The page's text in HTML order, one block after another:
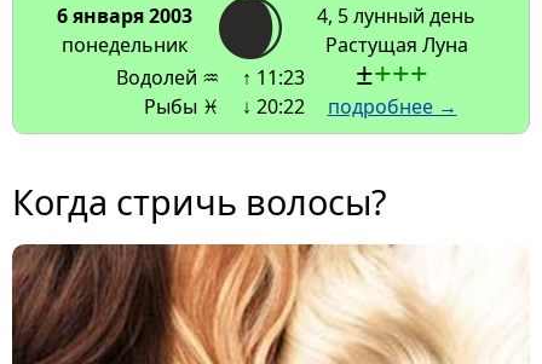
6 января 2003
понедельник
4, 5 лунный день
Растущая Луна
Водолей ♒
Рыбы ♓
↑ 11:23
↓ 20:22
±+++
подробнее →
Когда стричь волосы?